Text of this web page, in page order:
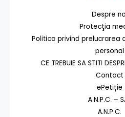
Despre
Protecţia
Politica privind prelucrarea
personal
CE TREBUIE SA STITI
Contact
ePetiție
A.N.P.C. –
A.N.P.C.